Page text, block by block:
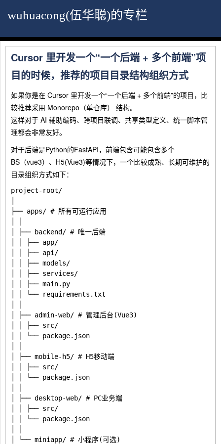
wuhuacong(伍华聪)的专栏
Cursor 里开发一个“一个后端 + 多个前端”项
目的时候，推荐的项目目录结构组织方式
如果你是在 Cursor 里开发一个“一个后端 + 多个前端”的项目，比
较推荐采用 Monorepo（单仓库） 结构。
这样对于 AI 辅助编码、跨项目联调、共享类型定义、统一脚本管
理都会非常友好。
对于后端是Python的FastAPI，前端包含可能包含多个
BS（vue3）、H5(Vue3)等情况下，一个比较成熟、长期可维护的
目录组织方式如下：
project-root/
├── apps/ # 所有可运行应用
│ ├── backend/ # 唯一后端
│ │ ├── app/
│ │ ├── api/
│ │ ├── models/
│ │ ├── services/
│ │ ├── main.py
│ │ └── requirements.txt
│ ├── admin-web/ # 管理后台(Vue3)
│ │ ├── src/
│ │ └── package.json
│ ├── mobile-h5/ # H5移动端
│ │ ├── src/
│ │ └── package.json
│ ├── desktop-web/ # PC业务端
│ │ ├── src/
│ │ └── package.json
│ └── miniapp/ # 小程序(可选)